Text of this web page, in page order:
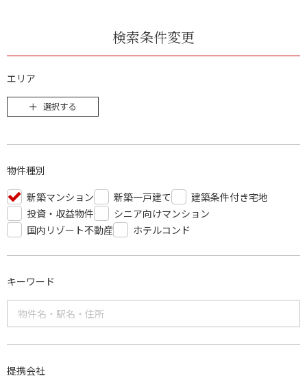
検索条件変更
エリア
選択する
物件種別
新築マンション
新築一戸建て
建築条件付き宅地
投資・収益物件
シニア向けマンション
国内リゾート不動産
ホテルコンド
キーワード
提携会社